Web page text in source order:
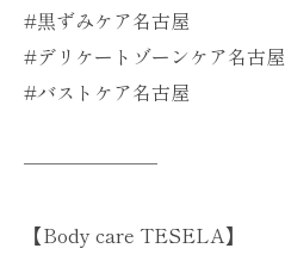
#黒ずみケア名古屋
#デリケートゾーンケア名古屋
#バストケア名古屋
───────
【Body care TESELA】